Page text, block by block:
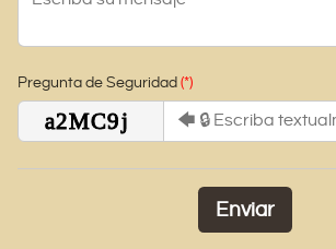
Pregunta de Seguridad
Enviar